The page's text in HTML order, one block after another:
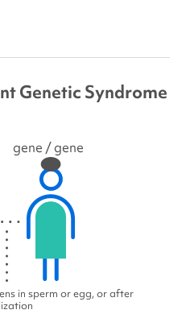
Genetic Syndrome
gene / gene
in sperm or egg, or after